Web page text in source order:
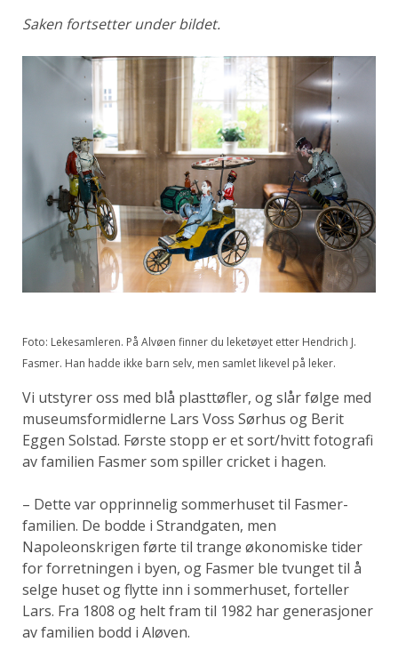
Saken fortsetter under bildet.
Foto: Lekesamleren. På Alvøen finner du leketøyet etter Hendrich J.
Fasmer. Han hadde ikke barn selv, men samlet likevel på leker.
Vi utstyrer oss med blå plasttøfler, og slår følge med
museumsformidlerne Lars Voss Sørhus og Berit
Eggen Solstad. Første stopp er et sort/hvitt fotografi
av familien Fasmer som spiller cricket i hagen.
– Dette var opprinnelig sommerhuset til Fasmer-
familien. De bodde i Strandgaten, men
Napoleonskrigen førte til trange økonomiske tider
for forretningen i byen, og Fasmer ble tvunget til å
selge huset og flytte inn i sommerhuset, forteller
Lars. Fra 1808 og helt fram til 1982 har generasjoner
av familien bodd i Aløven.